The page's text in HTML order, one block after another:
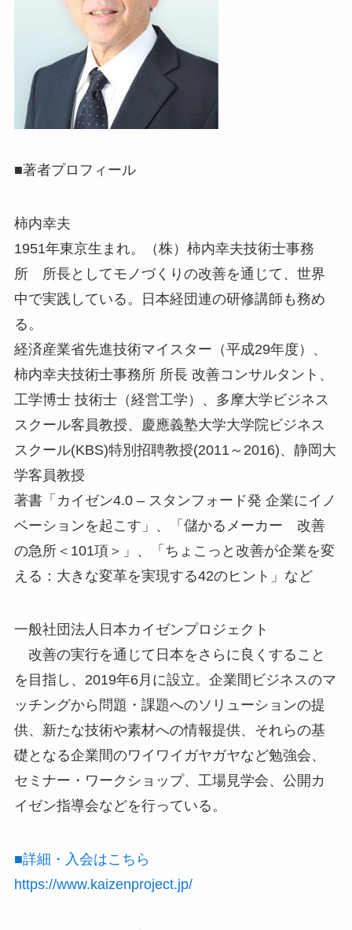
■著者プロフィール
柿内幸夫
1951年東京生まれ。（株）柿内幸夫技術士事務
所 所長としてモノづくりの改善を通じて、世界
中で実践している。日本経団連の研修講師も務め
る。
経済産業省先進技術マイスター（平成29年度）、
柿内幸夫技術士事務所 所長 改善コンサルタント、
工学博士 技術士（経営工学）、多摩大学ビジネス
スクール客員教授、慶應義塾大学大学院ビジネス
スクール(KBS)特別招聘教授(2011～2016)、静岡大
学客員教授
著書「カイゼン4.0 – スタンフォード発 企業にイノ
ベーションを起こす」、「儲かるメーカー 改善
の急所＜101項＞」、「ちょこっと改善が企業を変
える：大きな変革を実現する42のヒント」など
一般社団法人日本カイゼンプロジェクト
改善の実行を通じて日本をさらに良くすること
を目指し、2019年6月に設立。企業間ビジネスのマ
ッチングから問題・課題へのソリューションの提
供、新たな技術や素材への情報提供、それらの基
礎となる企業間のワイワイガヤガヤなど勉強会、
セミナー・ワークショップ、工場見学会、公開カ
イゼン指導会などを行っている。
■詳細・入会はこちら
https://www.kaizenproject.jp/